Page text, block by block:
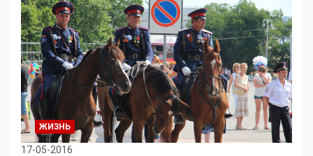
ЖИЗНЬ
17-05-2016